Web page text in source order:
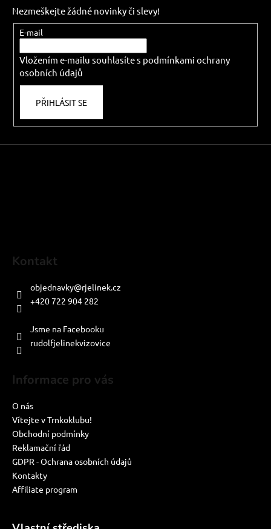
p
r
v
k
y
u
Nezmeškejte žádné novinky či slevy!
E-mail
Vložením e-mailu souhlasíte s podmínkami ochrany
osobních údajů
PŘIHLÁSIT SE
Kontakt
objednavky@rjelinek.cz
+420 722 904 282
Jsme na Facebooku
rudolfjelinekvizovice
Informace pro vás
O nás
Vítejte v Trnkoklubu!
Obchodní podmínky
Reklamační řád
GDPR - Ochrana osobních údajů
Kontakty
Affiliate program